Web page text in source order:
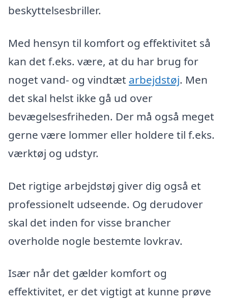
beskyttelsesbriller.
Med hensyn til komfort og effektivitet så
kan det f.eks. være, at du har brug for
noget vand- og vindtæt arbejdstøj. Men
det skal helst ikke gå ud over
bevægelsesfriheden. Der må også meget
gerne være lommer eller holdere til f.eks.
værktøj og udstyr.
Det rigtige arbejdstøj giver dig også et
professionelt udseende. Og derudover
skal det inden for visse brancher
overholde nogle bestemte lovkrav.
Især når det gælder komfort og
effektivitet, er det vigtigt at kunne prøve